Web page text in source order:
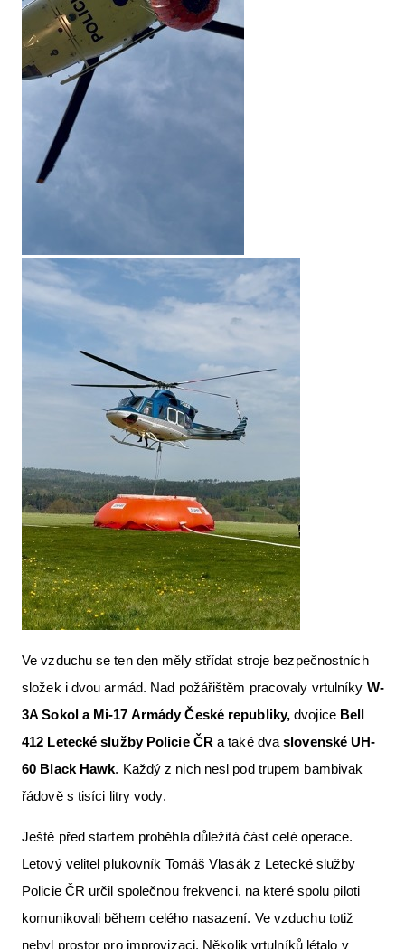
Ve vzduchu se ten den měly střídat stroje bezpečnostních
složek i dvou armád. Nad požářištěm pracovaly vrtulníky W-
3A Sokol a Mi-17 Armády České republiky, dvojice Bell
412 Letecké služby Policie ČR a také dvaslovenské UH-
60 Black Hawk. Každý z nich nesl pod trupem bambivak
řádově s tisíci litry vody.
Ještě před startem proběhla důležitá část celé operace.
Letový velitel plukovník Tomáš Vlasák z Letecké služby
Policie ČR určil společnou frekvenci, na které spolu piloti
komunikovali během celého nasazení. Ve vzduchu totiž
nebyl prostor pro improvizaci. Několik vrtulníků létalo v